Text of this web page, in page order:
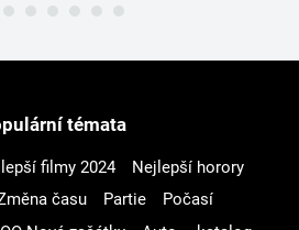
témata
filmy 2024
Nejlepší horory
času Partie
Počasí